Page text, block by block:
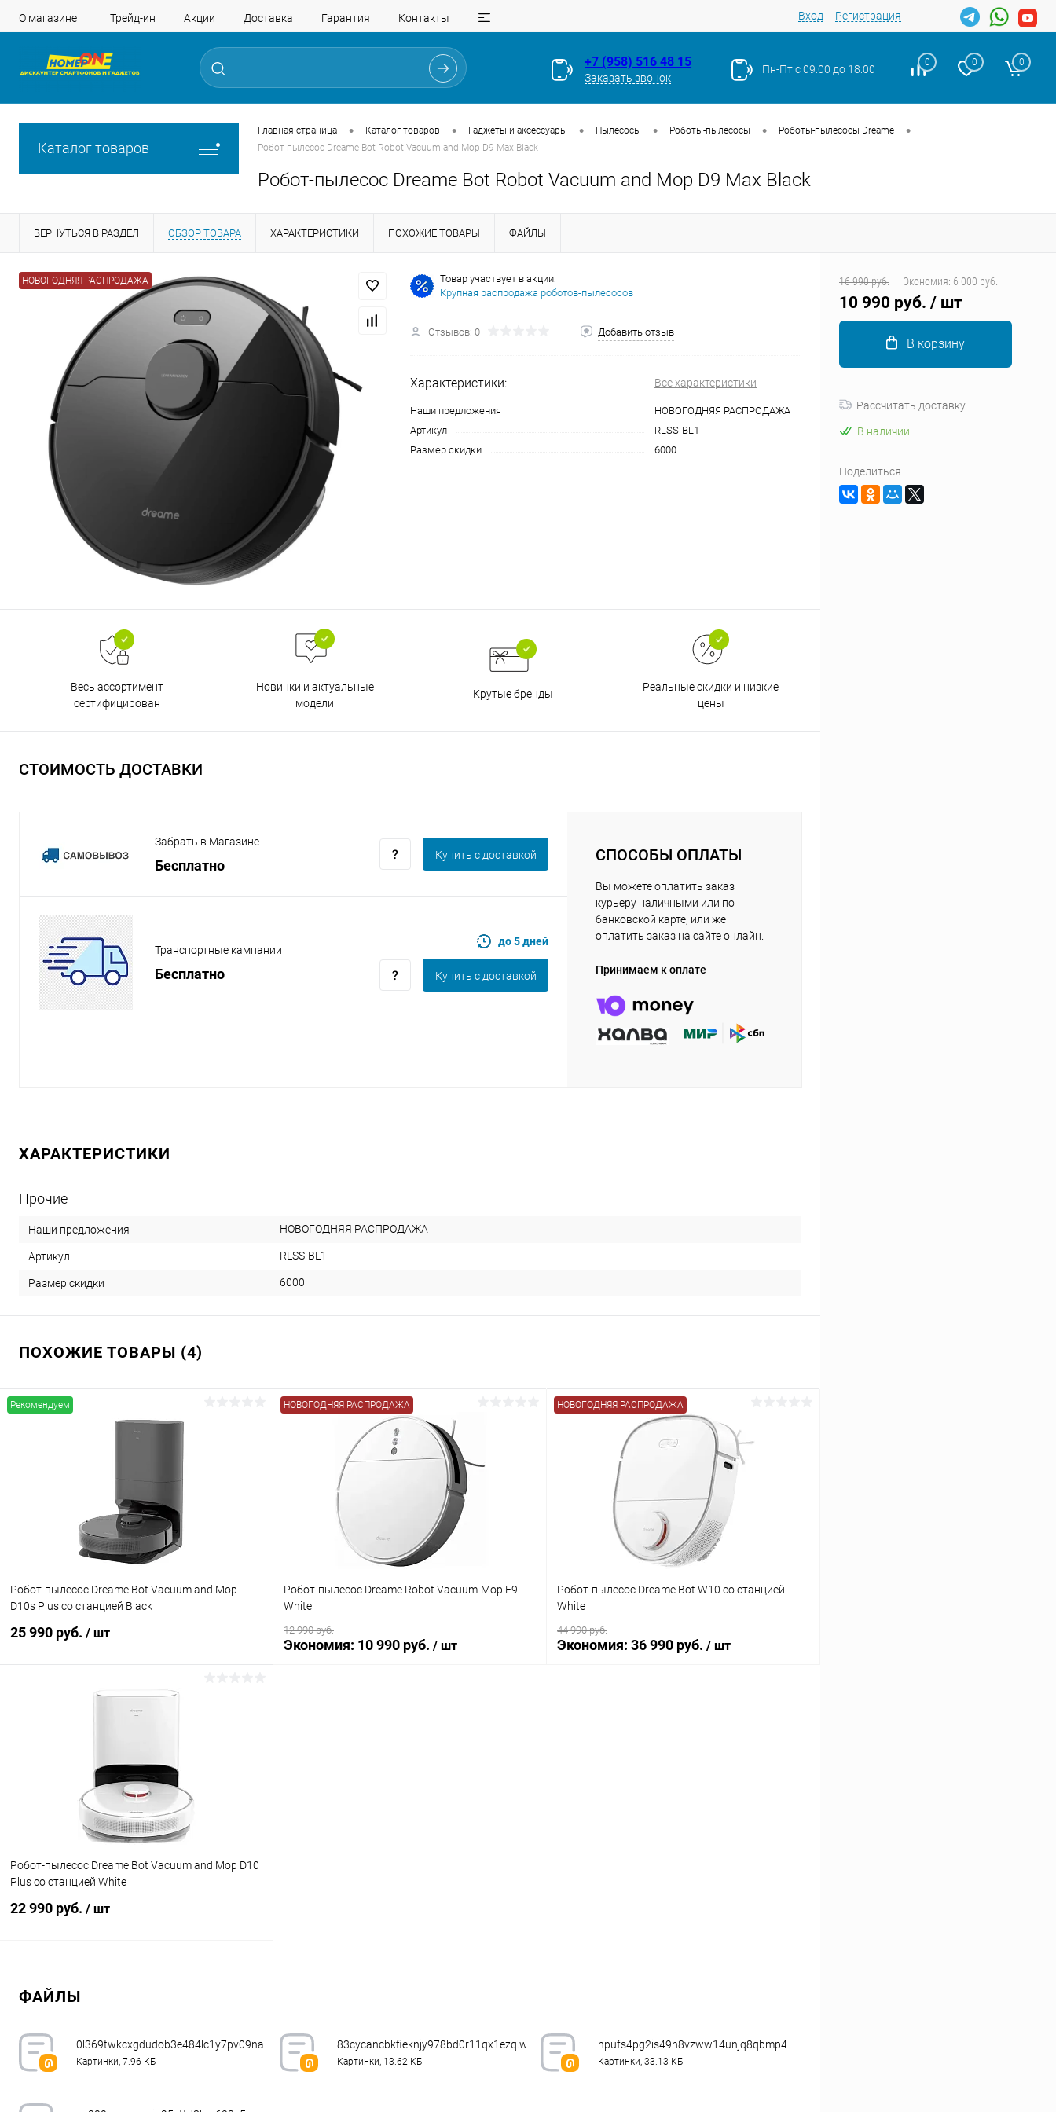
О магазине Трейд-ин Акции Доставка Гарантия Контакты Вход Регистрация
+7 (958) 516 48 15
Заказать звонок
Пн-Пт с 09:00 до 18:00
0 0 0
Каталог товаров
Главная страница • Каталог товаров • Гаджеты и аксессуары • Пылесосы • Роботы-пылесосы • Роботы-пылесосы Dreame •
Робот-пылесос Dreame Bot Robot Vacuum and Mop D9 Max Black
Робот-пылесос Dreame Bot Robot Vacuum and Mop D9 Max Black
ВЕРНУТЬСЯ В РАЗДЕЛ ОБЗОР ТОВАРА ХАРАКТЕРИСТИКИ ПОХОЖИЕ ТОВАРЫ ФАЙЛЫ
НОВОГОДНЯЯ РАСПРОДАЖА
Товар участвует в акции:
Крупная распродажа роботов-пылесосов
Отзывов: 0 Добавить отзыв
Характеристики: Все характеристики
Наши предложения
НОВОГОДНЯЯ РАСПРОДАЖА
Артикул
RLSS-BL1
Размер скидки
6000
Весь ассортимент
сертифицирован
Новинки и актуальные
модели
Крутые бренды
Реальные скидки и низкие
цены
СТОИМОСТЬ ДОСТАВКИ
Забрать в Магазине
Бесплатно
Купить c доставкой
Транспортные кампании
Бесплатно
до 5 дней
Купить c доставкой
СПОСОБЫ ОПЛАТЫ
Вы можете оплатить заказ
курьеру наличными или по
банковской карте, или же
оплатить заказ на сайте онлайн.
Принимаем к оплате
ХАРАКТЕРИСТИКИ
Прочие
Наши предложения НОВОГОДНЯЯ РАСПРОДАЖА
Артикул RLSS-BL1
Размер скидки 6000
ПОХОЖИЕ ТОВАРЫ (4)
Рекомендуем
Робот-пылесос Dreame Bot Vacuum and Mop
D10s Plus со станцией Black
25 990 руб. / шт
В корзину
В наличии
НОВОГОДНЯЯ РАСПРОДАЖА
Робот-пылесос Dreame Robot Vacuum-Mop F9
White
12 990 руб.
Экономия: 10 990 руб. / шт
НОВОГОДНЯЯ РАСПРОДАЖА
Робот-пылесос Dreame Bot W10 со станцией
White
44 990 руб.
Экономия: 36 990 руб. / шт
Робот-пылесос Dreame Bot Vacuum and Mop D10
Plus со станцией White
22 990 руб. / шт
В избранное В наличии
ФАЙЛЫ
0l369twkcxgdudob3e484lc1y7pv09na.webp
Картинки, 7.96 КБ
83cycancbkfieknjy978bd0r11qx1ezq.webp
Картинки, 13.62 КБ
npufs4pg2is49n8vzww14unjq8qbmp42.webp
Картинки, 33.13 КБ
16 990 руб. Экономия: 6 000 руб.
10 990 руб. / шт
В корзину
Рассчитать доставку
В наличии
Поделиться
Для клиентов всех банков
Разбейте
График платежей
% картой любого банка
25
раз в 2
недели Остались вопросы?
8 800 302-02-51